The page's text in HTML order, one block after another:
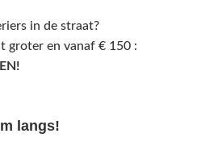
in de straat?
groter en vanaf € 150 :
langs!